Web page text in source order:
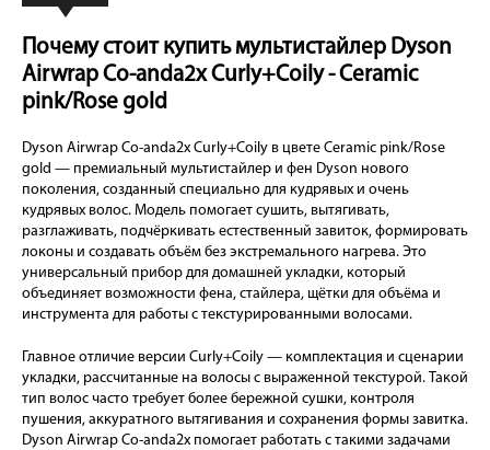
Почему стоит купить мультистайлер Dyson
Airwrap Co-anda2x Curly+Coily - Ceramic
pink/Rose gold
Dyson Airwrap Co-anda2x Curly+Coily в цвете Ceramic pink/Rose
gold — премиальный мультистайлер и фен Dyson нового
поколения, созданный специально для кудрявых и очень
кудрявых волос. Модель помогает сушить, вытягивать,
разглаживать, подчёркивать естественный завиток, формировать
локоны и создавать объём без экстремального нагрева. Это
универсальный прибор для домашней укладки, который
объединяет возможности фена, стайлера, щётки для объёма и
инструмента для работы с текстурированными волосами.
Главное отличие версии Curly+Coily — комплектация и сценарии
укладки, рассчитанные на волосы с выраженной текстурой. Такой
тип волос часто требует более бережной сушки, контроля
пушения, аккуратного вытягивания и сохранения формы завитка.
Dyson Airwrap Co-anda2x помогает работать с такими задачами